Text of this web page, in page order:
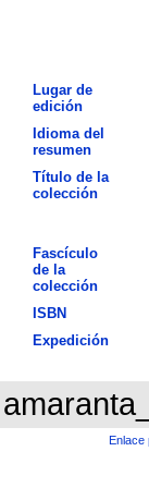
Lugar de
edición
Idioma del
resumen
Título de la
colección
Fascículo
de la
colección
ISBN
Expedición
Enlace